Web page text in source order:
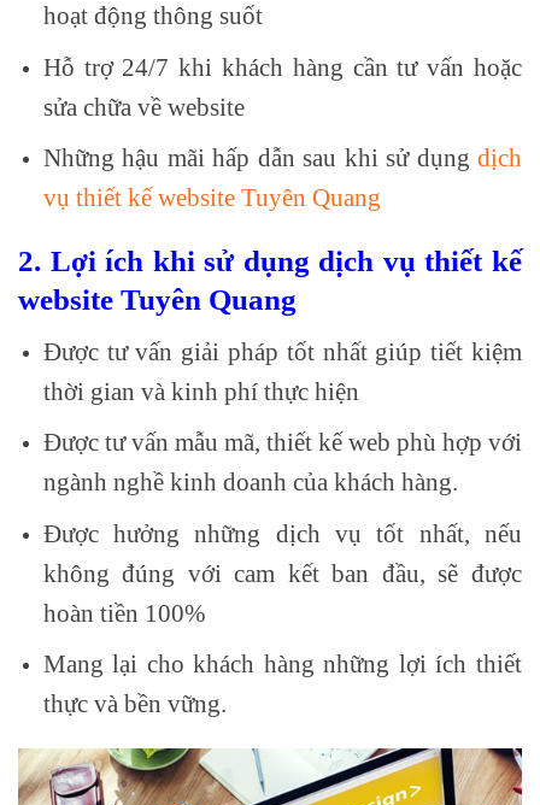
hoạt động thông suốt
Hỗ trợ 24/7 khi khách hàng cần tư vấn hoặc
sửa chữa về website
Những hậu mãi hấp dẫn sau khi sử dụng dịch
vụ thiết kế website Tuyên Quang
2. Lợi ích khi sử dụng dịch vụ thiết kế
website Tuyên Quang
Được tư vấn giải pháp tốt nhất giúp tiết kiệm
thời gian và kinh phí thực hiện
Được tư vấn mẫu mã, thiết kế web phù hợp với
ngành nghề kinh doanh của khách hàng.
Được hưởng những dịch vụ tốt nhất, nếu
không đúng với cam kết ban đầu, sẽ được
hoàn tiền 100%
Mang lại cho khách hàng những lợi ích thiết
thực và bền vững.